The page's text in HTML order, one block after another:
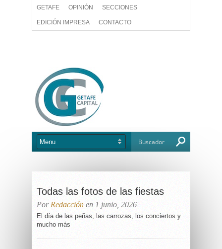
GETAFE OPINIÓN SECCIONES
EDICIÓN IMPRESA CONTACTO
Todas las fotos de las fiestas
Por Redacción en 1 junio, 2026
El día de las peñas, las carrozas, los conciertos y
mucho más